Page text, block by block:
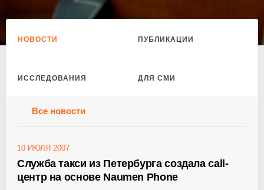
НОВОСТИ ПУБЛИКАЦИИ
ИССЛЕДОВАНИЯ ДЛЯ СМИ
Все новости
10 ИЮЛЯ 2007
Служба такси из Петербурга создала call-
центр на основе Naumen Phone